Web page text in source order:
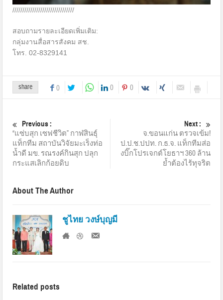
///////////////////////////////
สอบถามรายละเอียดเพิ่มเติม:
กลุ่มงานสื่อสารสังคม สช.
โทร. 02-8329141
share 0 0 0
Previous :
“แซ่บสุก เซฟชีวิต” กาฬสินธุ์
แท็กทีม สถาบันวิจัยมะเร็งท่อ
น้ำดี มข. รณรงค์กินสุก ปลุก
กระแสเลิกก้อยดิบ
Next :
จ.ขอนแก่น ตรวจเข้ม!
ป.ป.ช.ปปท. ก.ธ.จ. แท็กทีมส่อ
งบิ๊กโปรเจกต์โยธาฯ 360 ล้าน
ย้ำต้องไร้ทุจริต
About The Author
ชูไทย วงษ์บุญมี
Related posts